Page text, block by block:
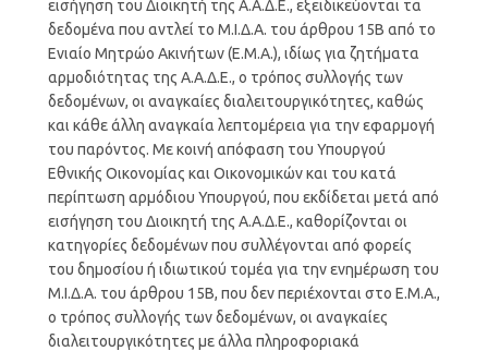
εισήγηση του Διοικητή της Α.Α.Δ.Ε., εξειδικεύονται τα
δεδομένα που αντλεί το Μ.Ι.Δ.Α. του άρθρου 15Β από το
Ενιαίο Μητρώο Ακινήτων (Ε.Μ.Α.), ιδίως για ζητήματα
αρμοδιότητας της Α.Α.Δ.Ε., ο τρόπος συλλογής των
δεδομένων, οι αναγκαίες διαλειτουργικότητες, καθώς
και κάθε άλλη αναγκαία λεπτομέρεια για την εφαρμογή
του παρόντος. Με κοινή απόφαση του Υπουργού
Εθνικής Οικονομίας και Οικονομικών και του κατά
περίπτωση αρμόδιου Υπουργού, που εκδίδεται μετά από
εισήγηση του Διοικητή της Α.Α.Δ.Ε., καθορίζονται οι
κατηγορίες δεδομένων που συλλέγονται από φορείς
του δημοσίου ή ιδιωτικού τομέα για την ενημέρωση του
Μ.Ι.Δ.Α. του άρθρου 15Β, που δεν περιέχονται στο Ε.Μ.Α.,
ο τρόπος συλλογής των δεδομένων, οι αναγκαίες
διαλειτουργικότητες με άλλα πληροφοριακά